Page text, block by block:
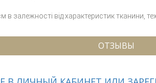
в залежності від характеристик тканини,
ОТЗЫВЫ